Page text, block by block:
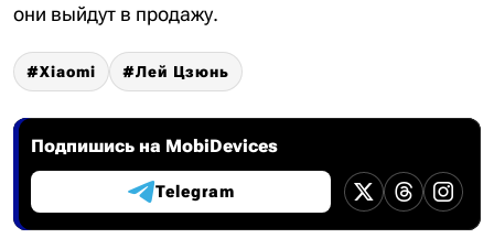
они выйдут в продажу.
Xiaomi Лей Цзюнь
Подпишись на MobiDevices
Telegram